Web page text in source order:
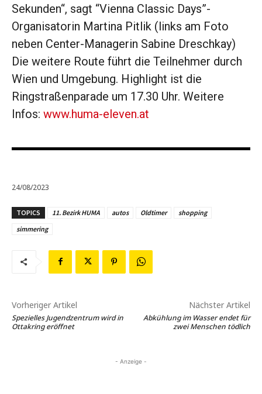
Sekunden“, sagt “Vienna Classic Days”-
Organisatorin Martina Pitlik (links am Foto
neben Center-Managerin Sabine Dreschkay)
Die weitere Route führt die Teilnehmer durch
Wien und Umgebung. Highlight ist die
Ringstraßenparade um 17.30 Uhr. Weitere
Infos: www.huma-eleven.at
24/08/2023
TOPICS 11. Bezirk HUMA autos Oldtimer
shopping
simmering
Vorheriger Artikel
Spezielles Jugendzentrum wird in
Ottakring eröffnet
Nächster Artikel
Abkühlung im Wasser endet für
zwei Menschen tödlich
- Anzeige -